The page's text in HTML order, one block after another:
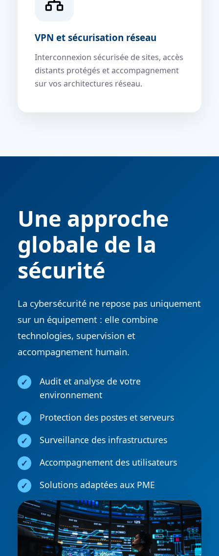
VPN et sécurisation réseau
Interconnexion sécurisée de sites, accès
distants protégés et accompagnement
sur vos architectures réseau.
Une approche
globale de la
sécurité
La cybersécurité ne repose pas uniquement
sur un équipement : elle combine
technologies, supervision et
accompagnement humain.
Audit et analyse de votre
environnement
Protection des postes et serveurs
Surveillance des infrastructures
Accompagnement des utilisateurs
Solutions adaptées aux PME